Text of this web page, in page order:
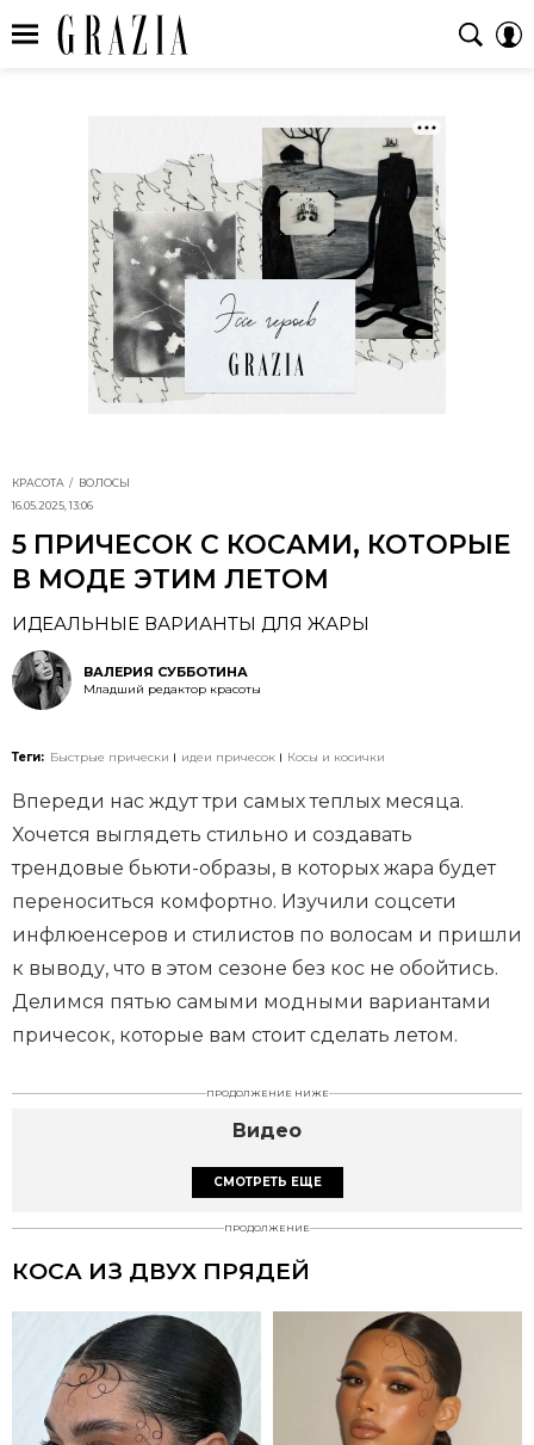
КРАСОТА
ВОЛОСЫ
16.05.2025, 13:06
5 ПРИЧЕСОК С КОСАМИ, КОТОРЫЕ
В МОДЕ ЭТИМ ЛЕТОМ
ИДЕАЛЬНЫЕ ВАРИАНТЫ ДЛЯ ЖАРЫ
ВАЛЕРИЯ СУББОТИНА
Младший редактор красоты
Теги: Быстрые прически идеи причесок Косы и косички
Впереди нас ждут три самых теплых месяца.
Хочется выглядеть стильно и создавать
трендовые бьюти-образы, в которых жара будет
переноситься комфортно. Изучили соцсети
инфлюенсеров и стилистов по волосам и пришли
к выводу, что в этом сезоне без кос не обойтись.
Делимся пятью самыми модными вариантами
причесок, которые вам стоит сделать летом.
ПРОДОЛЖЕНИЕ НИЖЕ
Видео
СМОТРЕТЬ ЕЩЕ
ПРОДОЛЖЕНИЕ
КОСА ИЗ ДВУХ ПРЯДЕЙ